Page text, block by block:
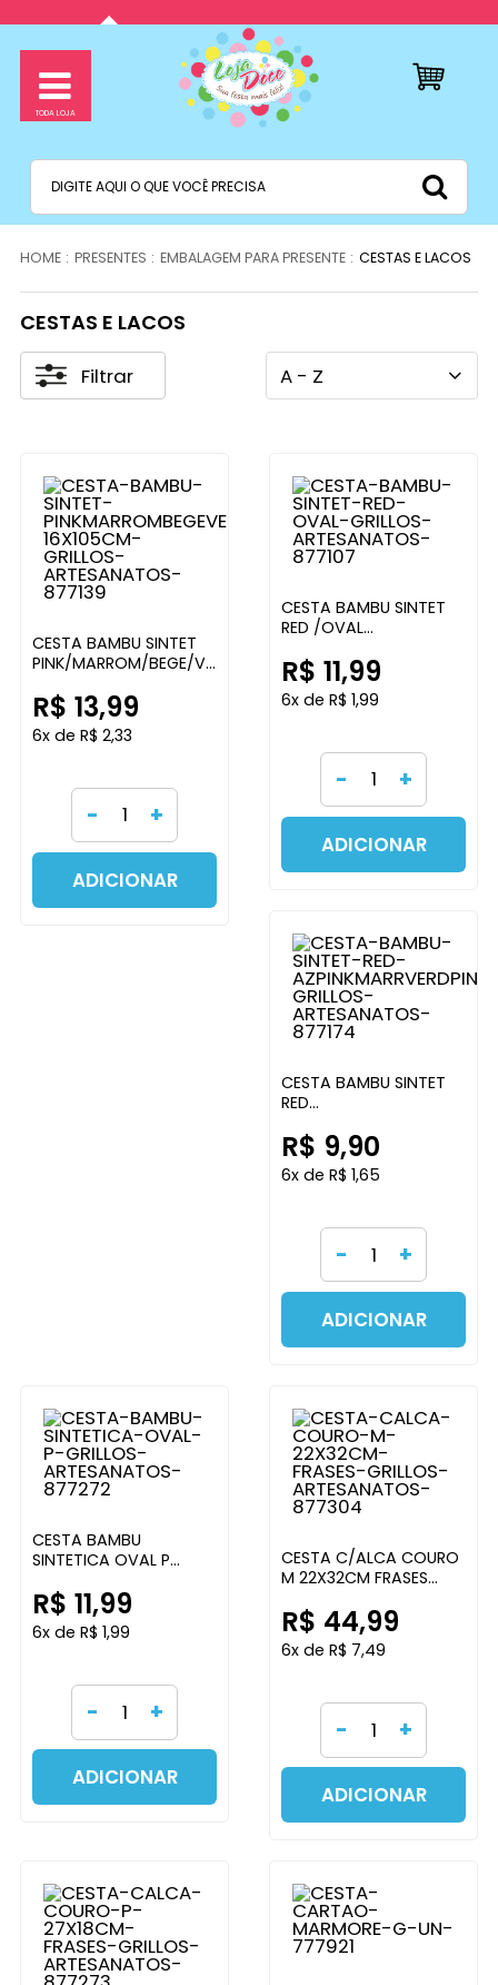
PRESENTES EMBALAGEM PARA PRESENTE CESTAS E LACOS
CESTAS E LACOS
Filtrar A - Z
CESTA BAMBU SINTET
PINK/MARROM/BEGE/VERMEL
ARTESANATOS
R$ 13,99
6x de R$ 2,33
- +
ADICIONAR
CESTA BAMBU SINTET
RED /OVAL
GRILLOS ARTESANATOS
R$ 11,99
6x de R$ 1,99
- +
ADICIONAR
CESTA BAMBU SINTET
RED
GRILLOS ARTESANATOS
R$ 9,90
6x de R$ 1,65
- +
ADICIONAR
CESTA BAMBU
SINTETICA OVAL P
R$ 11,99
6x de R$ 1,99
- +
ADICIONAR
CESTA C/ALCA COURO
M 22X32CM FRASES
R$ 44,99
6x de R$ 7,49
- +
ADICIONAR